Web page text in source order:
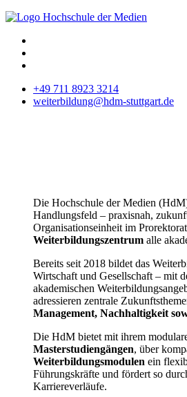
+49 711 8923 3214
weiterbildung@hdm-stuttgart.de
Die Hochschule der Medien
Handlungsfeld – praxisnah,
Organisationseinheit im
Weiterbildungszentrum alle
Bereits seit 2018 bildet das
Wirtschaft und Gesellschaft – mit
akademischen
adressieren zentrale
Management, Nachhaltigkeit
Die HdM bietet mit ihrem
Masterstudiengängen, über
Weiterbildungsmodulen ein
Führungskräfte und fördert so
Karriereverläufe.